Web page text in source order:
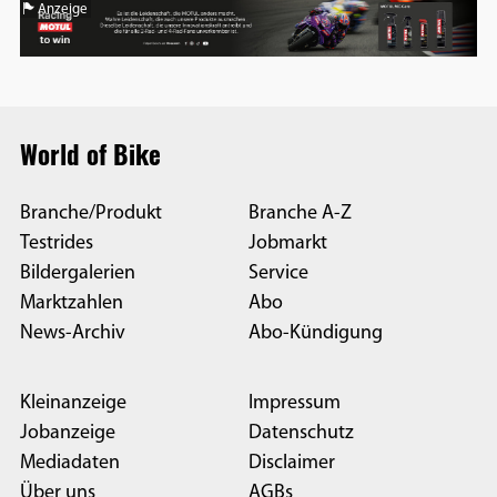
Anzeige
World of Bike
Branche/Produkt
Testrides
Bildergalerien
Marktzahlen
News-Archiv
Branche A-Z
Jobmarkt
Service
Abo
Abo-Kündigung
Kleinanzeige
Jobanzeige
Mediadaten
Impressum
Datenschutz
Disclaimer